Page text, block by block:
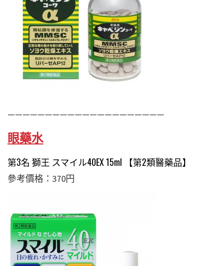
—————————————————————
眼藥水
第3名 獅王 スマイル40EX 15ml 【第2類醫藥品】
參考價格：370円